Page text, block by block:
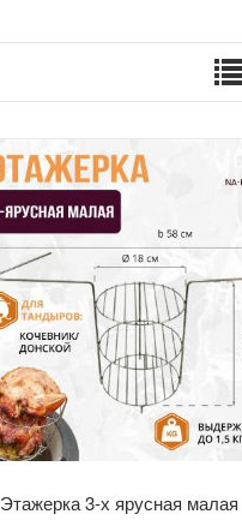
Этажерка 3-х ярусная малая